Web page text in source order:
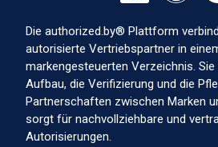
Die authorized.by® Plattform
autorisierte Vertriebspartner in
markengesteuerten Verzeichnis.
Aufbau, die Verifizierung und die
Partnerschaften zwischen Marken
sorgt für nachvollziehbare und
Autorisierungen.